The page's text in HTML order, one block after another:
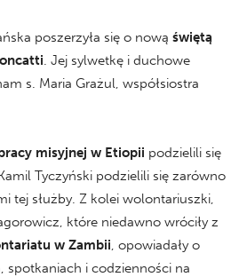
poszerzyła się o nową świętą
. Jej sylwetkę i duchowe
s. Maria Grażul, współsiostra
misyjnej w Etiopii podzielili się
Tyczyński podzielili się zarówno
tej służby. Z kolei wolontariuszki,
które niedawno wróciły z
w Zambii, opowiadały o
spotkaniach i codzienności na